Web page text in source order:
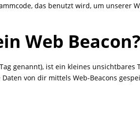
das benutzt wird, um
Web Beacon?
genannt), ist ein kleines
von dir mittels Web-Beacons